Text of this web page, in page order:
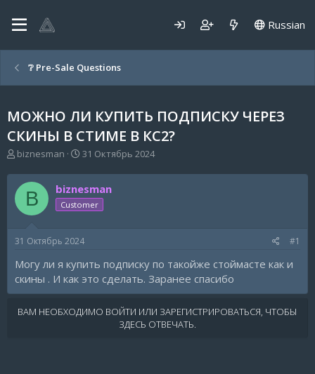
Russian
❔ Pre-Sale Questions
МОЖНО ЛИ КУПИТЬ ПОДПИСКУ ЧЕРЕЗ
СКИНЫ В СТИМЕ В КС2?
А
т
о
р
т
м
biznesman
Д
т
а
н
а
а
31 Октябрь 2024
B biznesman
Customer
31 Октябрь 2024 #1
Могу ли я купить подписку по такойже стоймасте как и
скины . И как это сделать. Заранее спасибо
ВАМ НЕОБХОДИМО ВОЙТИ ИЛИ ЗАРЕГИСТРИРОВАТЬСЯ, ЧТОБЫ
ЗДЕСЬ ОТВЕЧАТЬ.